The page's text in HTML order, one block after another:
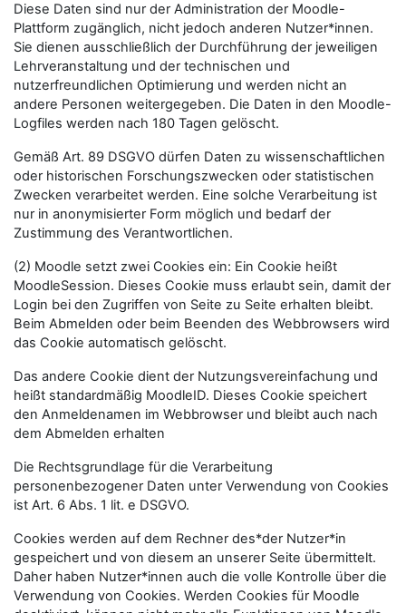
Diese Daten sind nur der Administration der Moodle-
Plattform zugänglich, nicht jedoch anderen Nutzer*innen.
Sie dienen ausschließlich der Durchführung der jeweiligen
Lehrveranstaltung und der technischen und
nutzerfreundlichen Optimierung und werden nicht an
andere Personen weitergegeben. Die Daten in den Moodle-
Logfiles werden nach 180 Tagen gelöscht.
Gemäß Art. 89 DSGVO dürfen Daten zu wissenschaftlichen
oder historischen Forschungszwecken oder statistischen
Zwecken verarbeitet werden. Eine solche Verarbeitung ist
nur in anonymisierter Form möglich und bedarf der
Zustimmung des Verantwortlichen.
(2) Moodle setzt zwei Cookies ein: Ein Cookie heißt
MoodleSession. Dieses Cookie muss erlaubt sein, damit der
Login bei den Zugriffen von Seite zu Seite erhalten bleibt.
Beim Abmelden oder beim Beenden des Webbrowsers wird
das Cookie automatisch gelöscht.
Das andere Cookie dient der Nutzungsvereinfachung und
heißt standardmäßig MoodleID. Dieses Cookie speichert
den Anmeldenamen im Webbrowser und bleibt auch nach
dem Abmelden erhalten
Die Rechtsgrundlage für die Verarbeitung
personenbezogener Daten unter Verwendung von Cookies
ist Art. 6 Abs. 1 lit. e DSGVO.
Cookies werden auf dem Rechner des*der Nutzer*in
gespeichert und von diesem an unserer Seite übermittelt.
Daher haben Nutzer*innen auch die volle Kontrolle über die
Verwendung von Cookies. Werden Cookies für Moodle